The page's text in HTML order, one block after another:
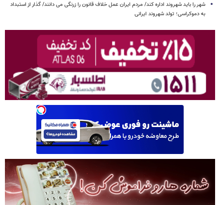
شهر را باید شهروند اداره کند/ مردم ایران عمل خلاف قانون را زرنگی می دانند/ گذار از استبداد
به دموکراسی؛ تولد شهروند ایرانی